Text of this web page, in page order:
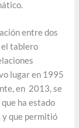
entre dos
el tablero
lugar en 1995
en 2013, se
ha estado
y que permitió